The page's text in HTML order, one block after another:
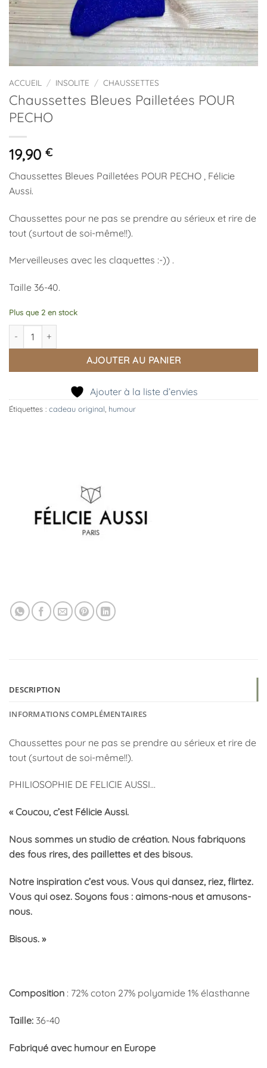
ACCUEIL / INSOLITE / CHAUSSETTES
Chaussettes Bleues Pailletées POUR
PECHO
19,90 €
Chaussettes Bleues Pailletées POUR PECHO , Félicie
Aussi.
Chaussettes pour ne pas se prendre au sérieux et rire de
tout (surtout de soi-même!!).
Merveilleuses avec les claquettes :-)) .
Taille 36-40.
Plus que 2 en stock
quantité de Chaussettes Bleues Pailletées POUR PECHO
AJOUTER AU PANIER
Ajouter à la liste d’envies
Étiquettes : cadeau original humour
DESCRIPTION
INFORMATIONS COMPLÉMENTAIRES
Chaussettes pour ne pas se prendre au sérieux et rire de
tout (surtout de soi-même!!).
PHILIOSOPHIE DE FELICIE AUSSI…
« Coucou, c’est Félicie Aussi.
Nous sommes un studio de création. Nous fabriquons
des fous rires, des paillettes et des bisous.
Notre inspiration c’est vous. Vous qui dansez, riez, flirtez.
Vous qui osez. Soyons fous : aimons-nous et amusons-
nous.
Bisous. »
Composition : 72% coton 27% polyamide 1% élasthanne
Taille: 36-40
Fabriqué avec humour en Europe